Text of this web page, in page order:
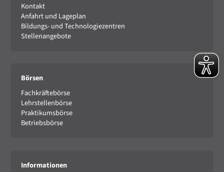
Kontakt
Anfahrt und Lageplan
Bildungs- und Technologiezentren
Stellenangebote
Börsen
Fachkräftebörse
Lehrstellenbörse
Praktikumsbörse
Betriebsbörse
Informationen